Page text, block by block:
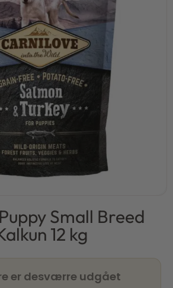
Small Breed
12 kg
er desværre udgået